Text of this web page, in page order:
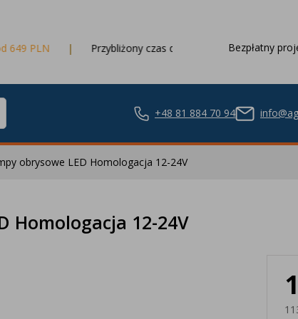
Przybliżony czas dostawy3 dni robocze Bezpłatny
+48 81 884 70 94
LED
obrysowe LED Homologacja 12-24V
Homologacja 12-24V